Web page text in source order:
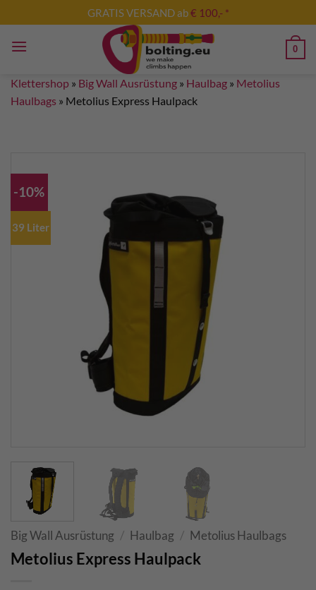
Inhalt
springen
GRATIS VERSAND ab€ 100,- *
0
Klettershop » Big Wall Ausrüstung » Haulbag » Metolius
Haulbags » Metolius Express Haulpack
-10%
39 Liter
Big Wall Ausrüstung / Haulbag / Metolius Haulbags
Metolius Express Haulpack